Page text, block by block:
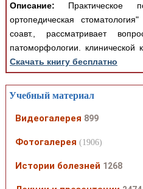
Описание: Практическое
ортопедическая
соавт., рассматривает
патоморфологии. клинической
Скачать книгу бесплатно
Учебный материал
Видеогалерея 899
Фотогалерея (1906)
Истории болезней 1268